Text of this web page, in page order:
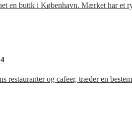
en butik i København. Mærket har et
restauranter og cafeer, træder en